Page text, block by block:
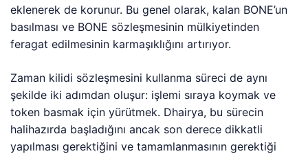
eklenerek de korunur. Bu genel olarak, kalan BONE’un
basılması ve BONE sözleşmesinin mülkiyetinden
feragat edilmesinin karmaşıklığını artırıyor.
Zaman kilidi sözleşmesini kullanma süreci de aynı
şekilde iki adımdan oluşur: işlemi sıraya koymak ve
token basmak için yürütmek. Dhairya, bu sürecin
halihazırda başladığını ancak son derece dikkatli
yapılması gerektiğini ve tamamlanmasının gerektiği